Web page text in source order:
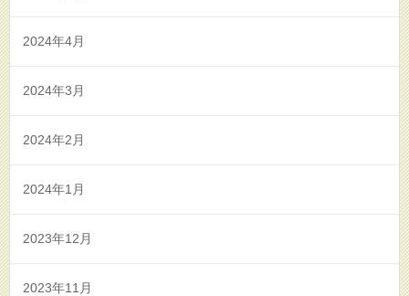
2024年4月
2024年3月
2024年2月
2024年1月
2023年12月
2023年11月